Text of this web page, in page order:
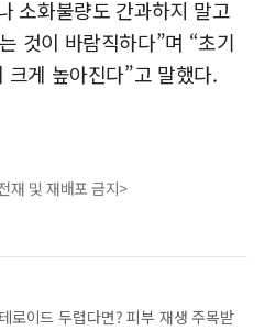
소화불량도 간과하지 말고
것이 바람직하다”며 “초기
게 높아진다”고 말했다.
재 및 재배포 금지>
로이드 두렵다면? 피부 재생 주목받